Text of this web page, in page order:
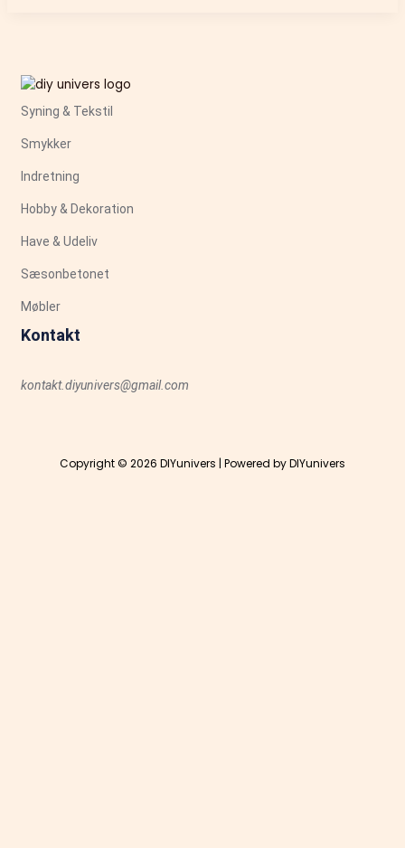
Syning & Tekstil
Smykker
Indretning
Hobby & Dekoration
Have & Udeliv
Sæsonbetonet
Møbler
Kontakt
kontakt.diyunivers@gmail.com
Copyright © 2026 DIYunivers | Powered by DIYunivers